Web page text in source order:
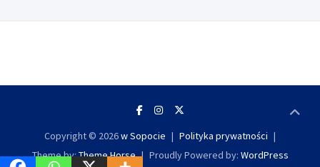
Copyright © 2026w Sopocie
Polityka prywatności
Theme by:Theme Horse Proudly Powered by: WordPress